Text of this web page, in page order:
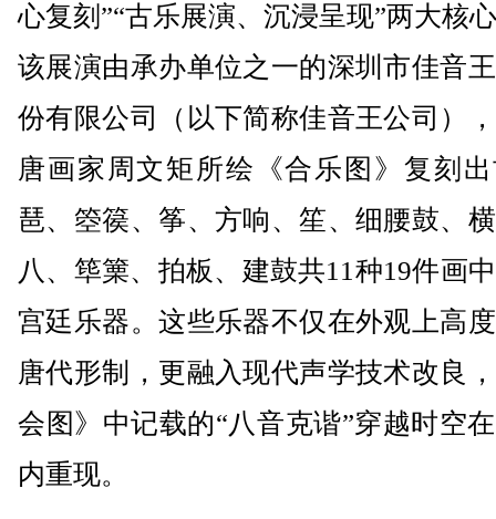
心复刻”“古乐展演、沉浸呈现”两大核
该展演由承办单位之一的深圳市佳音
份有限公司（以下简称佳音王公司）
唐画家周文矩所绘《合乐图》复刻
琶、箜篌、筝、方响、笙、细腰鼓、
八、筚篥、拍板、建鼓共11种19件画
宫廷乐器。这些乐器不仅在外观上高
唐代形制，更融入现代声学技术改良
会图》中记载的“八音克谐”穿越时空
内重现。